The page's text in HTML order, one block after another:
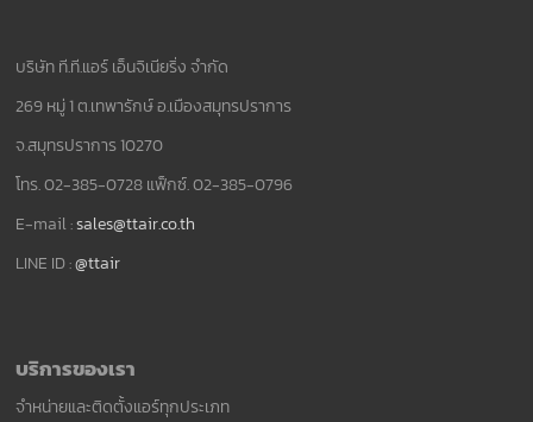
บริษัท ที.ที.แอร์ เอ็นจิเนียริ่ง จำกัด
269 หมู่ 1 ต.เทพารักษ์ อ.เมืองสมุทรปราการ
จ.สมุทรปราการ 10270
โทร. 02-385-0728 แฟ็กซ์. 02-385-0796
E-mail :sales@ttair.co.th
LINE ID :@ttair
บริการของเรา
จำหน่ายและติดตั้งแอร์ทุกประเภท